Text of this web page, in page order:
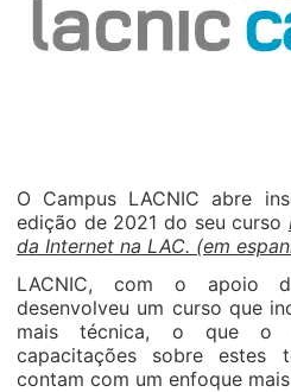
O Campus LACNIC abre
edição de 2021 do seu curso
da Internet na LAC. (em
LACNIC, com o apoio
desenvolveu um curso que
mais técnica, o que o
capacitações sobre estes
contam com um enfoque